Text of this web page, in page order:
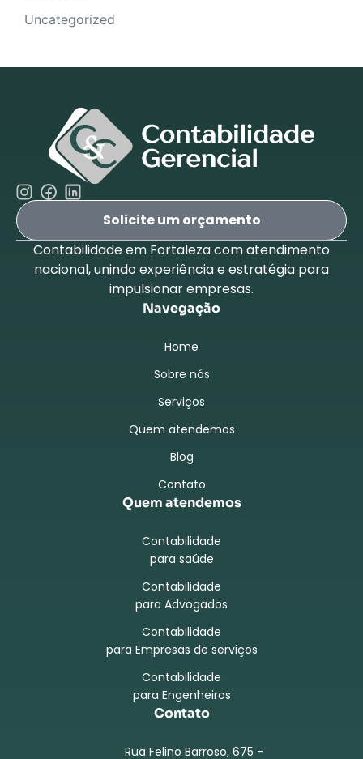
Uncategorized
Solicite um orçamento
Contabilidade em Fortaleza com atendimento
nacional, unindo experiência e estratégia para
impulsionar empresas.
Navegação
Home
Sobre nós
Serviços
Quem atendemos
Blog
Contato
Quem atendemos
Contabilidade
para saúde
Contabilidade
para Advogados
Contabilidade
para Empresas de serviços
Contabilidade
para Engenheiros
Contato
Rua Felino Barroso, 675 -